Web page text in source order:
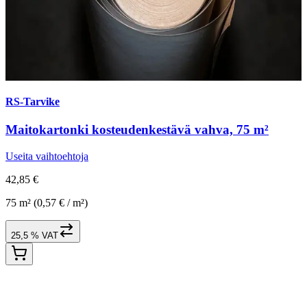
RS-Tarvike
Maitokartonki kosteudenkestävä vahva, 75 m²
Useita vaihtoehtoja
42,85 €
75 m² (0,57 € / m²)
25,5 % VAT